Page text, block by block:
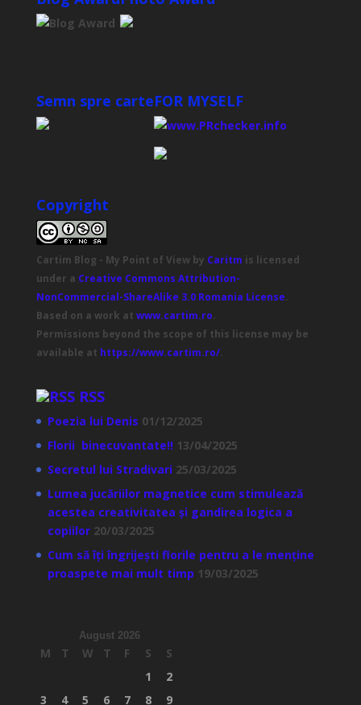
Semn spre carteFOR MYSELF
Copyright
Cartim Blog - My Point of Viewby Caritm is licensed
under a Creative Commons Attribution-
NonCommercial-ShareAlike 3.0 Romania License.
Based on a work at www.cartim.ro.
Permissions beyond the scope of this license may be
available at https://www.cartim.ro/.
RSS
Poezia lui Denis 01/12/2025
Florii binecuvantate!! 13/04/2025
Secretul lui Stradivari 25/03/2025
Lumea jucăriilor magnetice cum stimulează
acestea creativitatea și gandirea logica a
copiilor 20/03/2025
Cum să îți îngrijești florile pentru a le menține
proaspete mai mult timp 19/03/2025
August 2026
M T W T F S
S
1
2
3
4 5 6 7 8 9